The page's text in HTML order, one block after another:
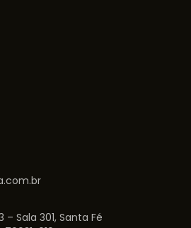
– Sala 301, Santa Fé